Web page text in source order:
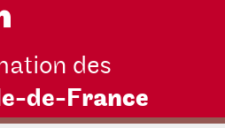
des
de-France